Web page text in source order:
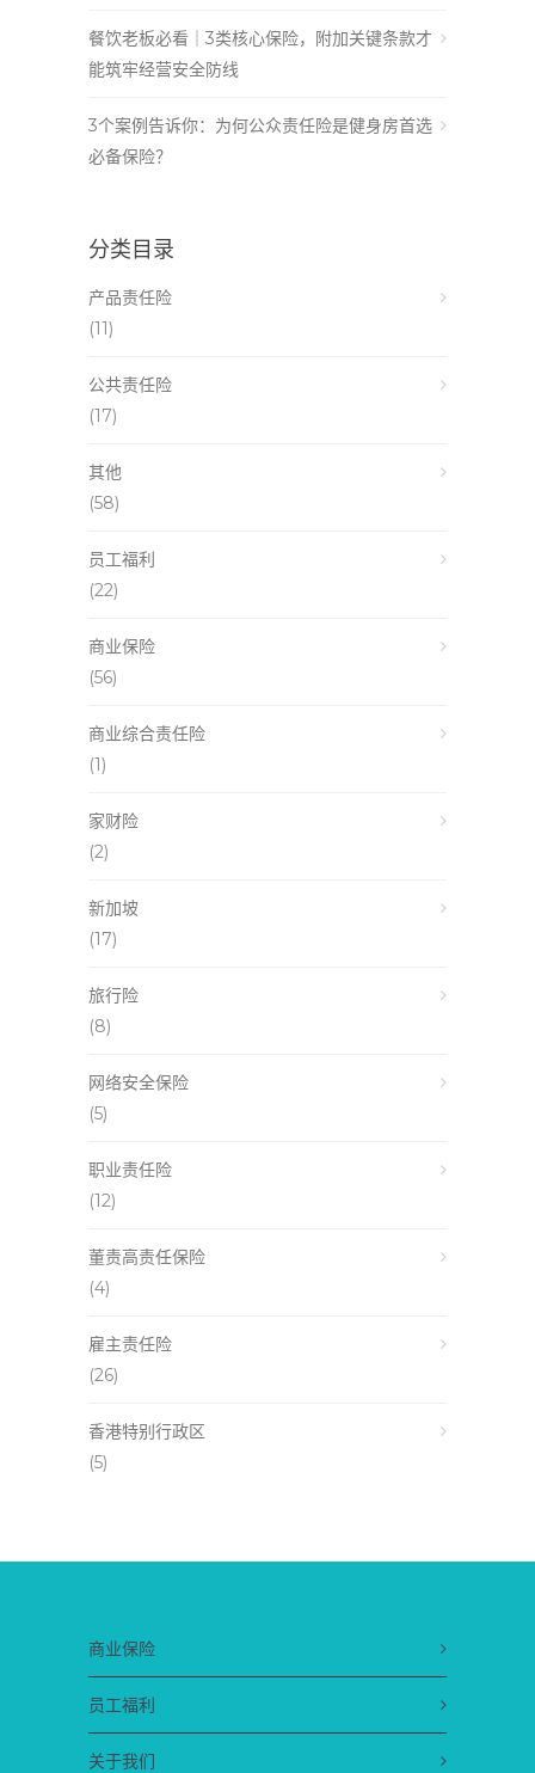
餐饮老板必看｜3类核心保险，附加关键条款才
能筑牢经营安全防线
3个案例告诉你：为何公众责任险是健身房首选
必备保险？
分类目录
产品责任险
(11)
公共责任险
(17)
其他
(58)
员工福利
(22)
商业保险
(56)
商业综合责任险
(1)
家财险
(2)
新加坡
(17)
旅行险
(8)
网络安全保险
(5)
职业责任险
(12)
董责高责任保险
(4)
雇主责任险
(26)
香港特别行政区
(5)
商业保险
员工福利
关于我们